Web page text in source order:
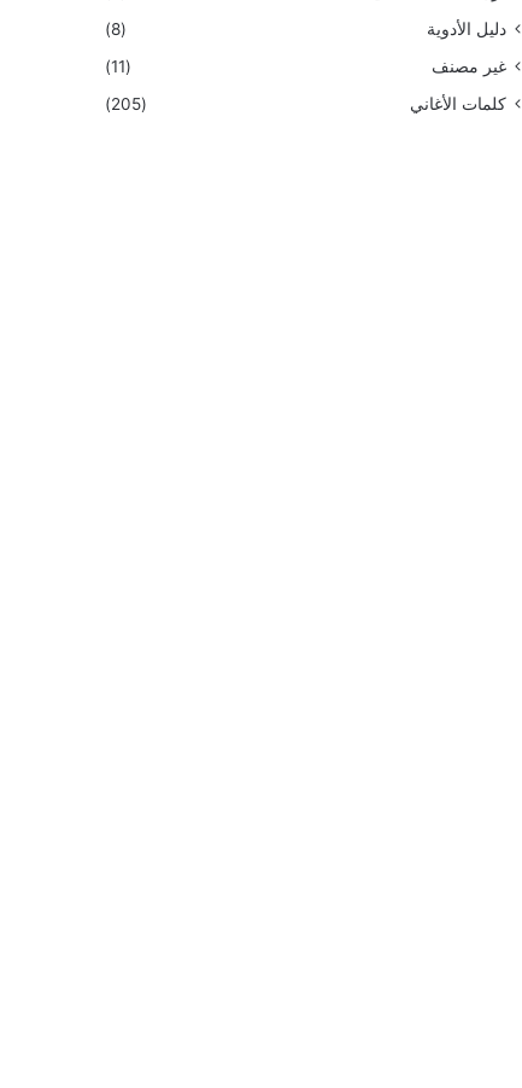
دليل الأدوية
(8)
غير مصنف
(11)
كلمات الأغاني
(205)